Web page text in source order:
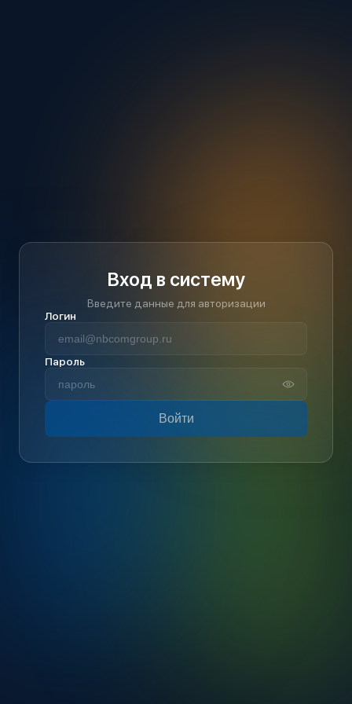
Вход в систему
Введите данные для авторизации
Логин
Пароль
Войти